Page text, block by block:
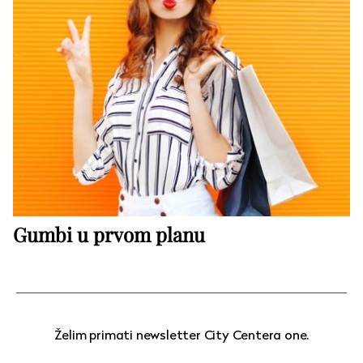
Gumbi u prvom planu
Želim primati newsletter City Centera one.